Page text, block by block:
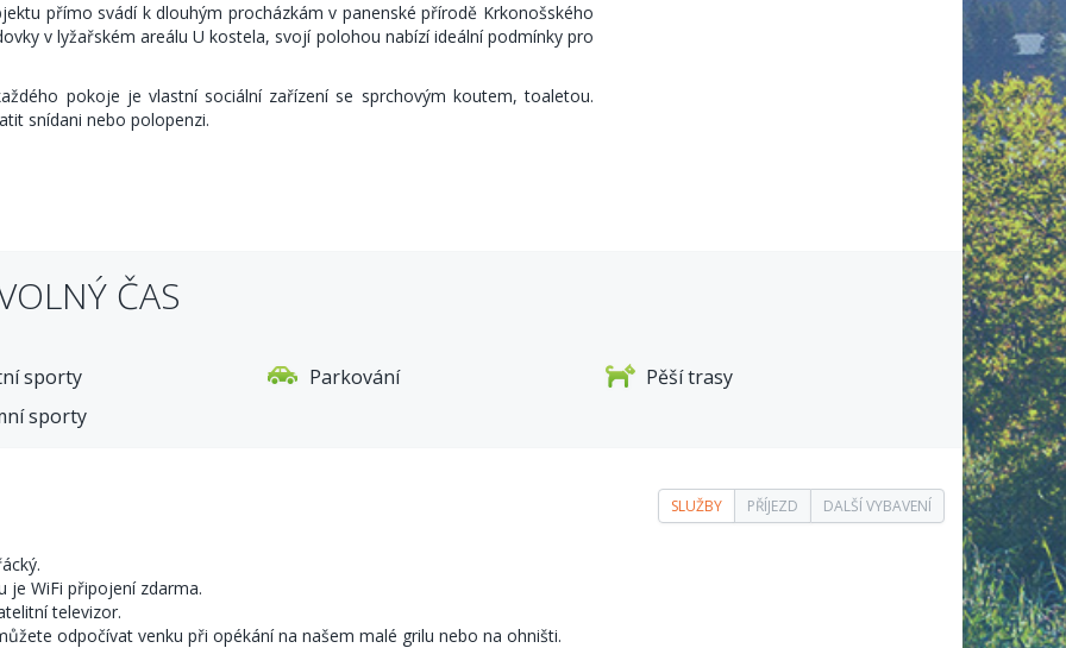
přímo svádí k dlouhým procházkám v panenské přírodě Krkonošského
v lyžařském areálu U kostela, svojí polohou nabízí ideální podmínky pro
pokoje je vlastní sociální zařízení se sprchovým koutem, toaletou.
snídani nebo polopenzi.
jídlo, moučník)
ČAS
sporty Parkování
Pěší trasy
sporty
SLUŽBY PŘÍJEZD DALŠÍ VYBAVENÍ
je WiFi připojení zdarma.
televizor.
odpočívat venku při opékání na našem malé grilu nebo na ohništi.